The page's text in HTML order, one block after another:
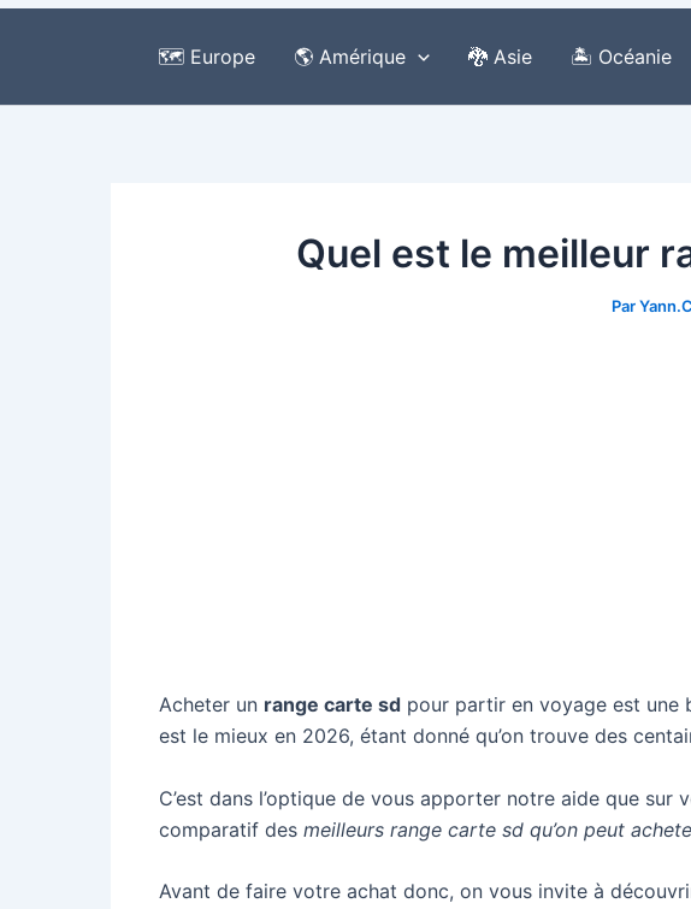
🗺️ Europe 🌎 Amérique 🐉 Asie 🏝️ Océanie
Quel est le meilleur
ParYann.C
Acheter un range carte sd pour partir en voyage est une
est le mieux en 2026, étant donné qu’on trouve des
C’est dans l’optique de vous apporter notre aide que sur
comparatif des meilleurs range carte sd qu’on peut
Avant de faire votre achat donc, on vous invite à